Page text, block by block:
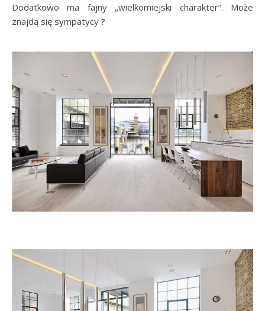
Dodatkowo ma fajny „wielkomiejski charakter”. Może
znajdą się sympatycy ?